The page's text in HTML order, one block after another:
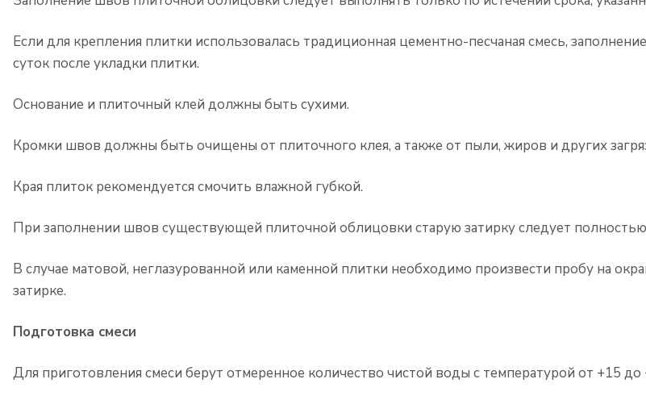
Если для крепления плитки использовалась традиционная цементно-песчаная смесь,
суток после укладки плитки.
Основание и плиточный клей должны быть сухими.
Кромки швов должны быть очищены от плиточного клея, а также от пыли, жиров и других
Края плиток рекомендуется смочить влажной губкой.
При заполнении швов существующей плиточной облицовки старую затирку следует
В случае матовой, неглазурованной или каменной плитки необходимо произвести пробу на
затирке.
Подготовка смеси
Для приготовления смеси берут отмеренное количество чистой воды с температурой от +15 до